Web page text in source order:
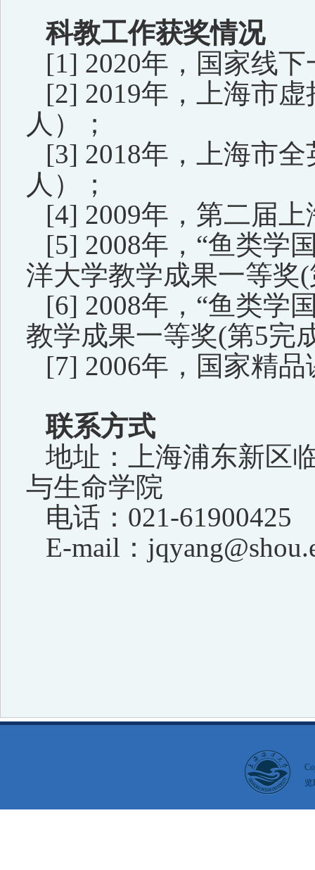
科教工作获奖情况
[1] 2020年， 国家线
[2] 2019年，上海市
人）；
[3] 2018年，上海市
人）；
[4] 2009年，第二届
[5] 2008年， “鱼类学
洋大学教学成果一等奖(
[6] 2008年， “鱼类学
教学成果一等奖(第5完
[7] 2006年，国家精
联系方式
地址：
上海浦东新区
与生命学院
电话：021-61900425
E-mail ： j
览